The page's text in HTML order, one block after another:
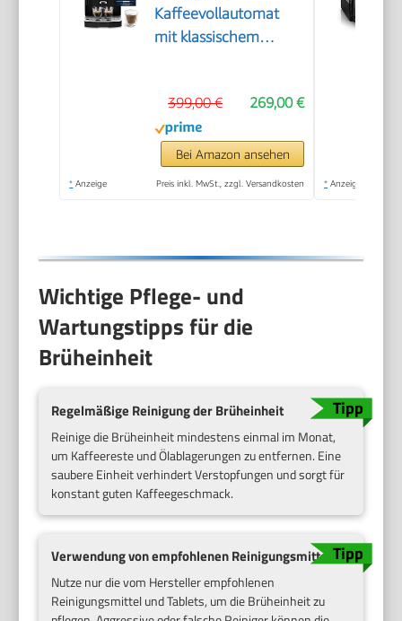
Kaffeevollautomat
mit klassischem
Cappuccino
Kaffeemaschine,
Bedienfeld mit
Tasten, Schwarz
269,00 €
399,00 €
Bei Amazon ansehen
* Anzeige Preis inkl. MwSt., zzgl. Versandkosten * Anzeige
Wichtige Pflege- und
Wartungstipps für die
Brüheinheit
Regelmäßige Reinigung der Brüheinheit
Reinige die Brüheinheit mindestens einmal im Monat,
um Kaffeereste und Ölablagerungen zu entfernen. Eine
saubere Einheit verhindert Verstopfungen und sorgt für
konstant guten Kaffeegeschmack.
Verwendung von empfohlenen Reinigungsmitteln
Nutze nur die vom Hersteller empfohlenen
Reinigungsmittel und Tablets, um die Brüheinheit zu